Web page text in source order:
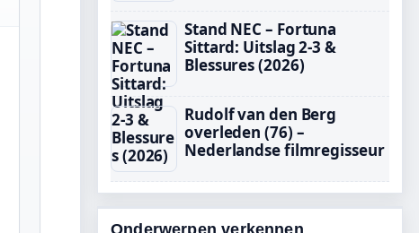
Stand NEC – Fortuna
Sittard: Uitslag 2-3 &
Blessures (2026)
Rudolf van den Berg
overleden (76) –
Nederlandse filmregisseur
Onderwerpen verkennen